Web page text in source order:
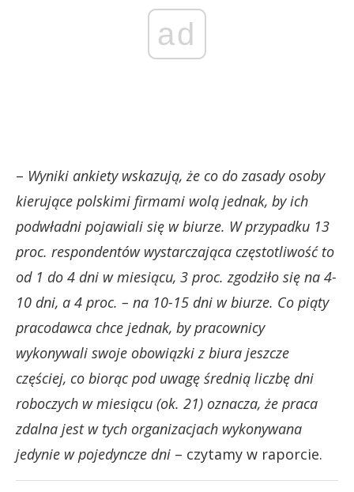
ad
– Wyniki ankiety wskazują, że co do zasady osoby
kierujące polskimi firmami wolą jednak, by ich
podwładni pojawiali się w biurze. W przypadku 13
proc. respondentów wystarczająca częstotliwość to
od 1 do 4 dni w miesiącu, 3 proc. zgodziło się na 4-
10 dni, a 4 proc. – na 10-15 dni w biurze. Co piąty
pracodawca chce jednak, by pracownicy
wykonywali swoje obowiązki z biura jeszcze
częściej, co biorąc pod uwagę średnią liczbę dni
roboczych w miesiącu (ok. 21) oznacza, że praca
zdalna jest w tych organizacjach wykonywana
jedynie w pojedyncze dni – czytamy w raporcie.